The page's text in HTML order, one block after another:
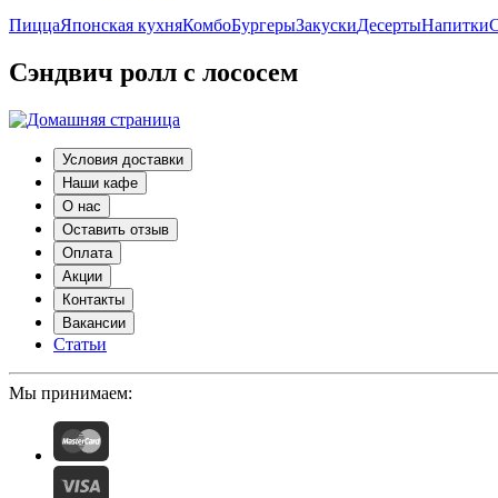
ПиццаЯпонская кухняКомбоБургерыЗакускиДесертыНапитки
Сэндвич ролл с лососем
Условия доставки
Наши кафе
О нас
Оставить отзыв
Оплата
Акции
Контакты
Вакансии
Статьи
Мы принимаем: